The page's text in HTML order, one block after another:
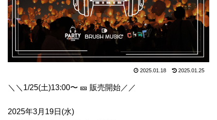
2025.01.18 2025.01.25
＼＼1/25(土)13:00〜 🎫 販売開始／／
2025年3月19日(水)